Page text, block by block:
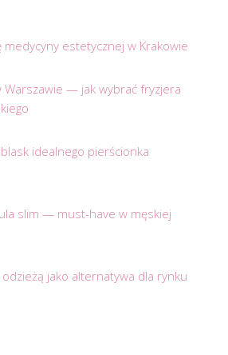
medycyny estetycznej w Krakowie
Warszawie — jak wybrać fryzjera
idealnego pierścionka
slim — must-have w męskiej
jako alternatywa dla rynku